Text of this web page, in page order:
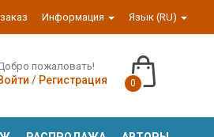
Информация Язык (RU)
пожаловать!
/ Регистрация 0